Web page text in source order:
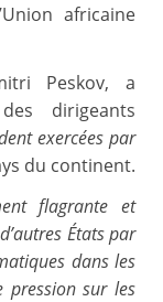
africaine
Peskov, a
dirigeants
exercées par
du continent.
flagrante et
États par
dans les
pression sur les